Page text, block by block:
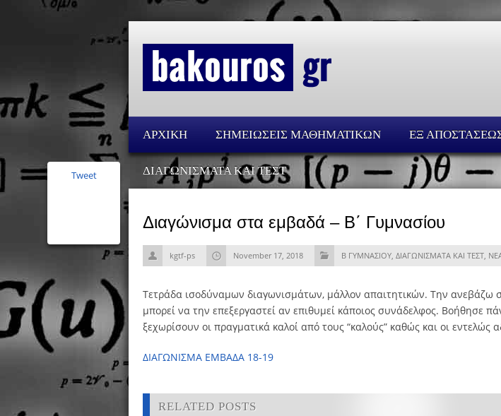
ΑΡΧΙΚΗ ΣΗΜΕΙΩΣΕΙΣ ΜΑΘΗΜΑΤΙΚΩΝ ΕΞ
ΔΙΑΓΩΝΙΣΜΑΤΑ ΚΑΙ ΤΕΣΤ
Διαγώνισμα στα εμβαδά – Β΄ Γυμνασίου
kgtf-ps November 17, 2018 Β ΓΥΜΝΑΣΙΟΥ, ΔΙΑΓΩΝΙΣΜΑΤΑ ΚΑΙ ΤΕΣΤ,
Τετράδα ισοδύναμων διαγωνισμάτων, μάλλον απαιτητικών. Την ανεβάζω
μπορεί να την επεξεργαστεί αν επιθυμεί κάποιος συνάδελφος. Βοήθησε
ξεχωρίσουν οι πραγματικά καλοί από τους “καλούς” καθώς και οι εντελώς
ΔΙΑΓΩΝΙΣΜΑ ΕΜΒΑΔΑ 18-19
Tweet
RELATED POSTS